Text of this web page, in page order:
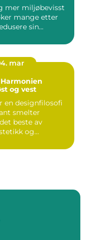
mer miljøbevisst
mange etter
sin...
mar
og vest
en designfilosofi
smelter
beste av
og